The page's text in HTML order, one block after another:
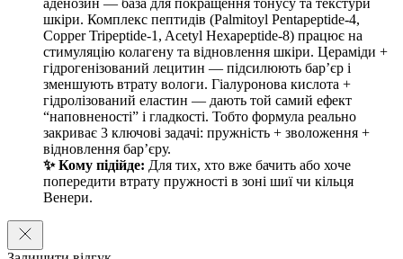
Ніацинамід (Niacinamide) – підтримує рівний тон шкіри та
покращує загальний вигляд шкіри.
Гіалуронова кислота (Hyaluronic Acid)– забезпечує
інтенсивне зволоження та допомагає підтримувати
пружність.
Пептидний комплекс (Palmitoyl Pentapeptide-4, Acetyl
Hexapeptide-8, Copper Tripeptide-1)
еластичності та гладкості шкіри.
Аденозин (Adenosine)
Особливості використання:
шкіри. Комплекс пептидів (Palmitoyl Pentapeptide-4,
Copper Tripeptide-1, Acetyl Hexapeptide-8) працює на
стимуляцію колагену та відновлення шкіри. Цераміди +
гідрогенізований лецитин — підсилюють бар’єр і
зменшують втрату вологи. Гіалуронова кислота +
гідролізований еластин — дають той самий ефект
“наповненості” і гладкості. Тобто формула реально
закриває 3 ключові задачі: пружність + зволоження +
відновлення бар’єру.
✨ Кому підійде: Для тих, хто вже бачить або хоче
попередити втрату пружності в зоні шиї чи кільця
Венери.